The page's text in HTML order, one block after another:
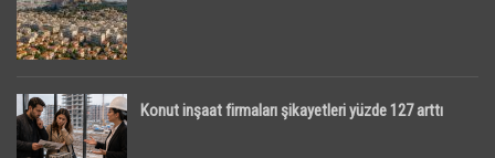
Konut inşaat firmaları şikayetleri yüzde 127 arttı